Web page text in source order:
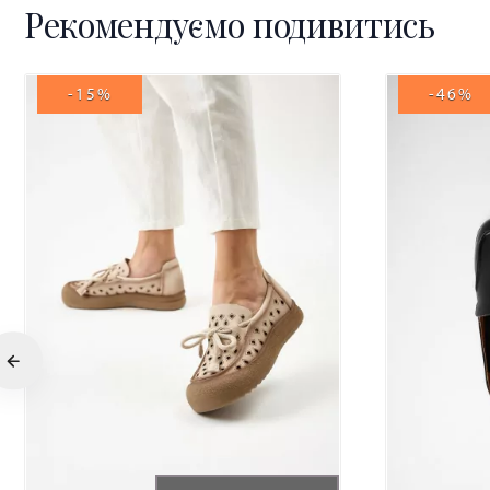
Рекомендуємо подивитись
-15% -46%